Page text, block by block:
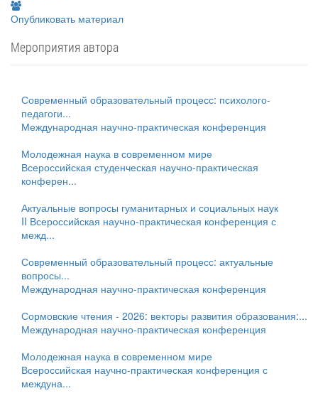
Опубликовать материал
Мероприятия автора
Современный образовательный процесс: психолого-
педагоги...
Международная научно-практическая конференция
Молодежная наука в современном мире
Всероссийская студенческая научно-практическая
конферен...
Актуальные вопросы гуманитарных и социальных наук
II Всероссийская научно-практическая конференция с
межд...
Современный образовательный процесс: актуальные
вопросы...
Международная научно-практическая конференция
Сормовские чтения - 2026: векторы развития образования:...
Международная научно-практическая конференция
Молодежная наука в современном мире
Всероссийская научно-практическая конференция с
междуна...